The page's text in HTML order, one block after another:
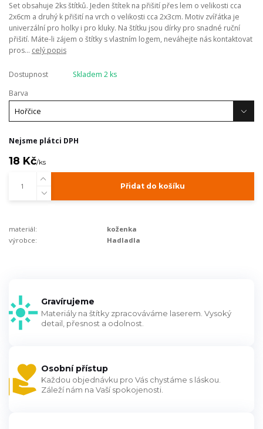
Set obsahuje 2ks štítků. Jeden štítek na přišití přes lem o velikosti cca
2x6cm a druhý k přišití na vrch o velikosti cca 2x3cm. Motiv zvířátka je
univerzální pro holky i pro kluky. Na štítku jsou dírky pro snadné ruční
přišití. Máte-li zájem o štítky s vlastním logem, neváhejte nás kontaktovat
pros... celý popis
Dostupnost
Skladem 2 ks
Barva
Nejsme plátci DPH
18 Kč/ks
Přidat do košíku
materiál:
koženka
výrobce:
Hadladla
Gravírujeme
Materiály na štítky zpracováváme laserem. Vysoký
detail, přesnost a odolnost.
Osobní přístup
Každou objednávku pro Vás chystáme s láskou.
Záleží nám na Vaší spokojenosti.